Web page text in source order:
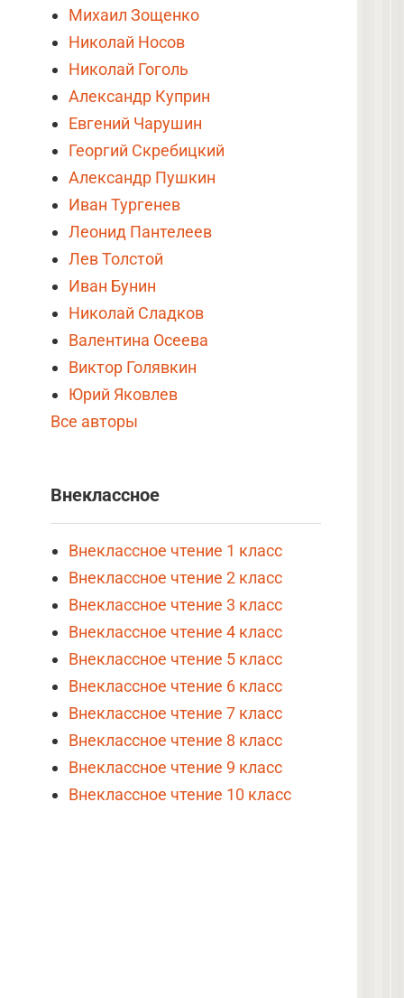
Михаил Зощенко
Николай Носов
Николай Гоголь
Александр Куприн
Евгений Чарушин
Георгий Скребицкий
Александр Пушкин
Иван Тургенев
Леонид Пантелеев
Лев Толстой
Иван Бунин
Николай Сладков
Валентина Осеева
Виктор Голявкин
Юрий Яковлев
Все авторы
Внеклассное
Внеклассное чтение 1 класс
Внеклассное чтение 2 класс
Внеклассное чтение 3 класс
Внеклассное чтение 4 класс
Внеклассное чтение 5 класс
Внеклассное чтение 6 класс
Внеклассное чтение 7 класс
Внеклассное чтение 8 класс
Внеклассное чтение 9 класс
Внеклассное чтение 10 класс